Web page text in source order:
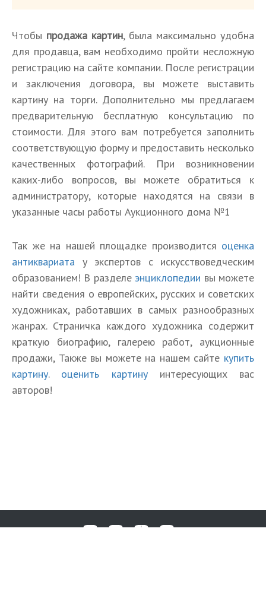
Чтобы продажа картин, была максимально удобна
для продавца, вам необходимо пройти несложную
регистрацию на сайте компании. После регистрации
и заключения договора, вы можете выставить
картину на торги. Дополнительно мы предлагаем
предварительную бесплатную консультацию по
стоимости. Для этого вам потребуется заполнить
соответствующую форму и предоставить несколько
качественных фотографий. При возникновении
каких-либо вопросов, вы можете обратиться к
администратору, которые находятся на связи в
указанные часы работы Аукционного дома №1
Так же на нашей площадке производится оценка
антиквариата у экспертов с искусствоведческим
образованием! В разделе энциклопедии вы можете
найти сведения о европейских, русских и советских
художниках, работавших в самых разнообразных
жанрах. Страничка каждого художника содержит
краткую биографию, галерею работ, аукционные
продажи, Также вы можете на нашем сайте купить
картину. оценить картинуинтересующих вас
авторов!